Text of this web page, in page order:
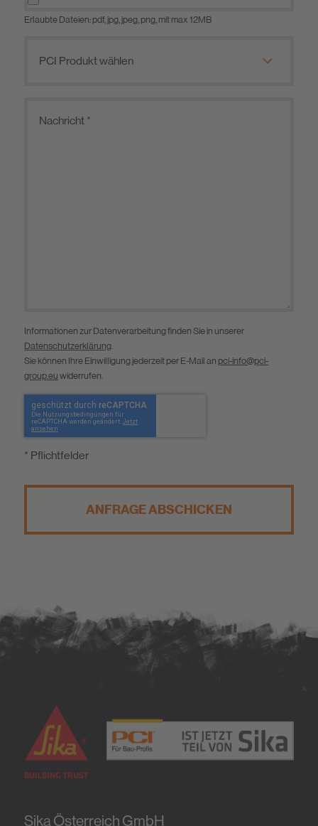
Erlaubte Dateien: pdf, jpg, jpeg, png, mit max 12MB
Informationen zur Datenverarbeitung finden Sie in unserer
Datenschutzerklärung.
Sie können Ihre Einwilligung jederzeit per E-Mail an pci-info@pci-
group.eu widerrufen.
* Pflichtfelder
ANFRAGE ABSCHICKEN
Sika Österreich GmbH